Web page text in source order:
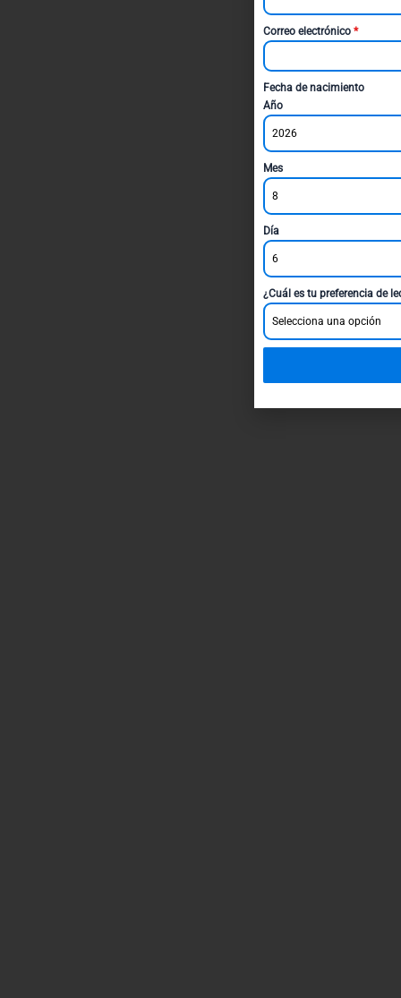
Correo electrónico *
Fecha de nacimiento
Año
2026
Mes
8
Día
6
¿Cuál es tu preferencia de
Selecciona una opción